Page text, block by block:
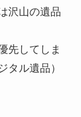
沢山の遺品
先してしま
タル遺品）